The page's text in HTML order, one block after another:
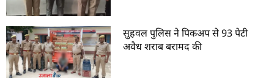
सुहवल पुलिस ने पिकअप से 93 पेटी
अवैध शराब बरामद की